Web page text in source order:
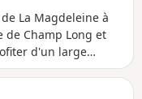
La Magdeleine à
de Champ Long et
d'un large
Paradis au Cervin
vers le Val